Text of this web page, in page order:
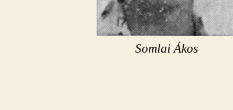
Somlai Ákos